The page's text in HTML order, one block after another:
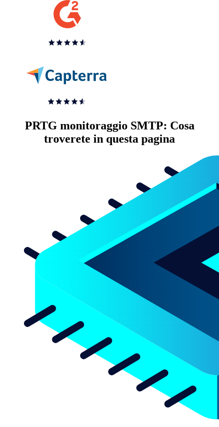
PRTG monitoraggio SMTP: Cosa
troverete in questa pagina